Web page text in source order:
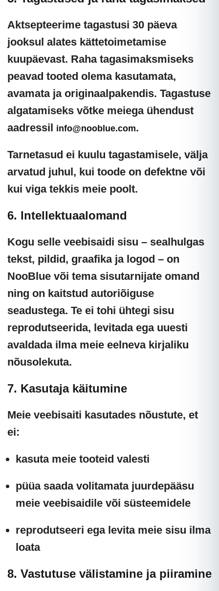
Aktsepteerime tagastusi 30 päeva
jooksul alates kättetoimetamise
kuupäevast. Raha tagasimaksmiseks
peavad tooted olema kasutamata,
avamata ja originaalpakendis. Tagastuse
algatamiseks võtke meiega ühendust
aadressil info@nooblue.com.
Tarnetasud ei kuulu tagastamisele, välja
arvatud juhul, kui toode on defektne või
kui viga tekkis meie poolt.
6. Intellektuaalomand
Kogu selle veebisaidi sisu – sealhulgas
tekst, pildid, graafika ja logod – on
NooBlue või tema sisutarnijate omand
ning on kaitstud autoriõiguse
seadustega. Te ei tohi ühtegi sisu
reprodutseerida, levitada ega uuesti
avaldada ilma meie eelneva kirjaliku
nõusolekuta.
7. Kasutaja käitumine
Meie veebisaiti kasutades nõustute, et
ei:
kasuta meie tooteid valesti
püüa saada volitamata juurdepääsu
meie veebisaidile või süsteemidele
reprodutseeri ega levita meie sisu ilma
loata
8. Vastutuse välistamine ja piiramine